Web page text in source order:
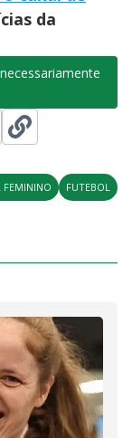
da
necessariamente
FEMININO FUTEBOL